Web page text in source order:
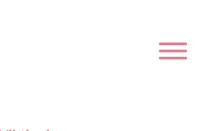
av personuppgifter